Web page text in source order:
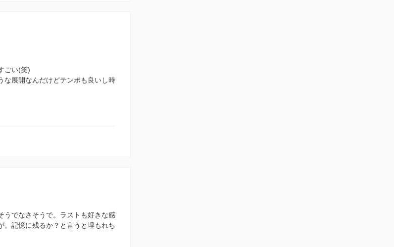
ごい(笑)
な展開なんだけどテンポも良いし時
うでなさそうで。ラストも好きな感
。記憶に残るか？と言うと埋もれち